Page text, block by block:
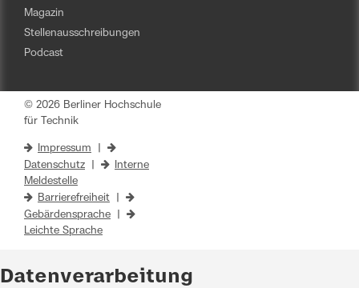
Magazin
Stellenausschreibungen
Podcast
© 2026 Berliner Hochschule
für Technik
Impressum
Datenschutz
Interne
Meldestelle
Barrierefreiheit
Gebärdensprache
Leichte Sprache
Datenverarbeitung